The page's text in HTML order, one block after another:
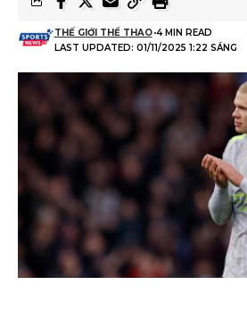
LAST UPDATED: 01/11/2025 1:22 SÁNG
THẾ GIỚI THỂ THAO 4 MIN READ